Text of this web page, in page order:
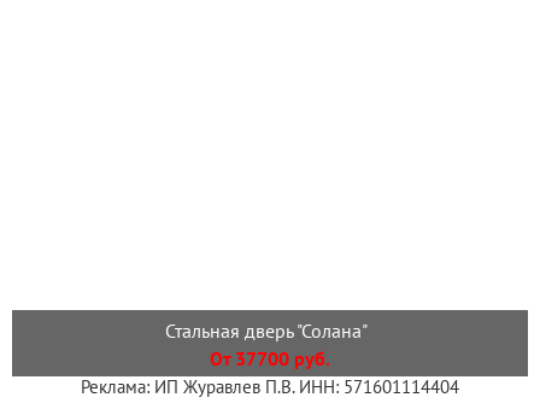
Стальная дверь "Солана"
От 37700 руб.
Реклама: ИП Журавлев П.В. ИНН: 571601114404